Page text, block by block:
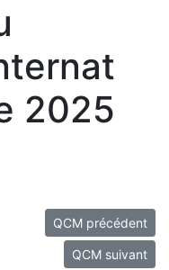
2025
QCM précédent
QCM suivant